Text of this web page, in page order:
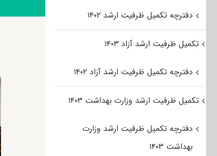
دفترچه تکمیل ظرفیت ارشد ۱۴۰۲
تکمیل ظرفیت ارشد آزاد ۱۴۰۳
دفترچه تکمیل ظرفیت ارشد آزاد ۱۴۰۲
تکمیل ظرفیت ارشد وزارت بهداشت ۱۴۰۳
دفترچه تکمیل ظرفیت ارشد وزارت
بهداشت ۱۴۰۳